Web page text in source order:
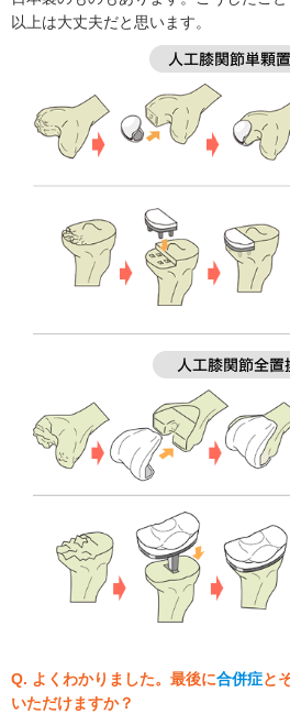
以上は大丈夫だと思います。
Q. よくわかりました。最後に合併症と
いただけますか？